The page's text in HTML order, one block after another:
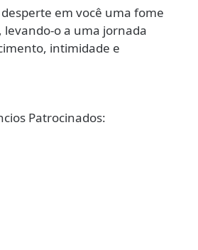
em você uma fome
o a uma jornada
intimidade e
Patrocinados: